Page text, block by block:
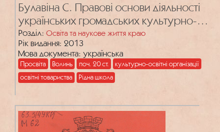
Булавіна С. Правові основи діяльності
українських громадських культурно-
освітніх організацій та товариств Волині
у 20–30 роках XX ст.
Розділ: Освіта та наукове життя краю
Рік видання: 2013
Мова документа: українська
Просвіта Волинь поч. 20 ст.
культурно-освітні організації
освітні товариства
Рідна школа